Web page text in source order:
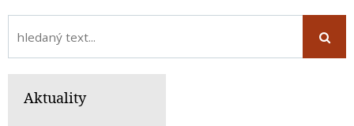
Aktuality